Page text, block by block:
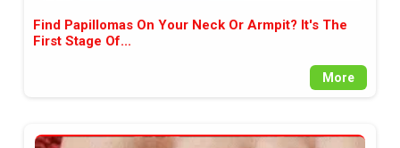
Find Papillomas On Your Neck Or Armpit? It's The
First Stage Of...
More